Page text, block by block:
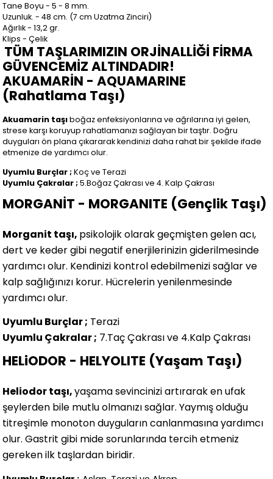
Tane Boyu - 5 - 8 mm.
Uzunluk. - 48 cm. (7 cm Uzatma Zinciri)
Ağırlık - 13,2 gr.
Klips - Çelik
TÜM TAŞLARIMIZIN ORJİNALLİĞİ FİRMA
GÜVENCEMİZ ALTINDADIR!
AKUAMARİN - AQUAMARINE
(Rahatlama Taşı)
Akuamarin taşıboğaz enfeksiyonlarına ve ağrılarına iyi gelen,
strese karşı koruyup rahatlamanızı sağlayan bir taştır. Doğru
duyguları ön plana çıkararak kendinizi daha rahat bir şekilde ifade
etmenize de yardımcı olur.
Uyumlu Burçlar ;Koç ve Terazi
Uyumlu Çakralar ;5.Boğaz Çakrası ve 4. Kalp Çakrası
MORGANİT - MORGANITE (Gençlik Taşı)
Morganit taşı, psikolojik olarak geçmişten gelen acı,
dert ve keder gibi negatif enerjilerinizin giderilmesinde
yardımcı olur. Kendinizi kontrol edebilmenizi sağlar ve
kalp sağlığınızı korur. Hücrelerin yenilenmesinde
yardımcı olur.
Uyumlu Burçlar ; Terazi
Uyumlu Çakralar ; 7.Taç Çakrası ve 4.Kalp Çakrası
HELiODOR - HELYOLITE (Yaşam Taşı)
Heliodor taşı,yaşama sevincinizi artırarak en ufak
şeylerden bile mutlu olmanızı sağlar. Yaymış olduğu
titreşimle monoton duyguların canlanmasına yardımcı
olur. Gastrit gibi mide sorunlarında tercih etmeniz
gereken ilk taşlardan biridir.